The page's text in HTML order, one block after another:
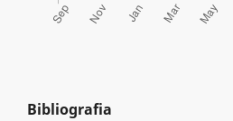
Bibliografia